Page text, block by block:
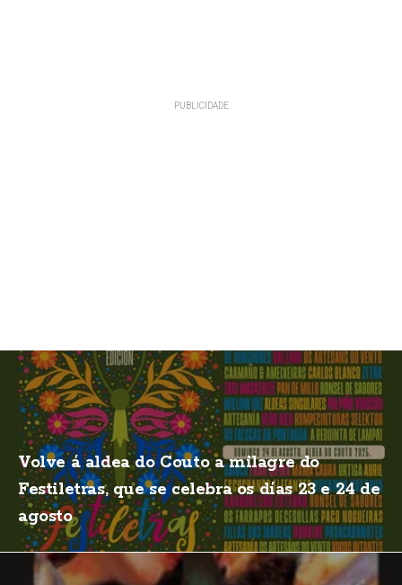
Volve á aldea do Couto a milagre do
Festiletras, que se celebra os días 23 e 24 de
agosto